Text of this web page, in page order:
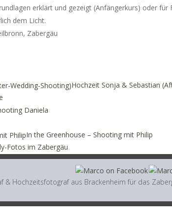
erklärt und gezeigt (Anfängerkurs) oder
dem Licht.
Zabergäu
Hochzeit Sonja & Sebastian
Daniela
In the Greenhouse – Shooting mit Philip
Fotos im Zabergäu
& Hochzeitsfotograf aus Brackenheim für das